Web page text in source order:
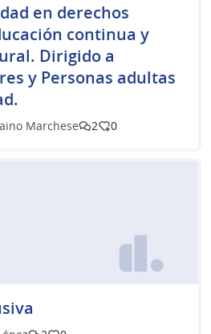
en derechos
continua y
Dirigido a
y Personas adultas
Marchese 2 0